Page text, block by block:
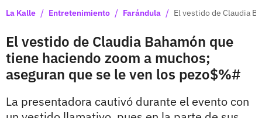
La Kalle / Entretenimiento / Farándula / El vestido de Claudia
El vestido de Claudia Bahamón que
tiene haciendo zoom a muchos;
aseguran que se le ven los pezo$%#
La presentadora cautivó durante el evento con